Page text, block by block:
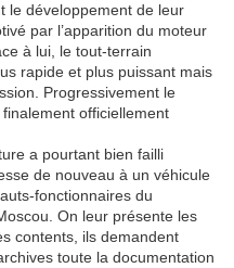
le développement de leur
par l’apparition du moteur
à lui, le tout-terrain
rapide et plus puissant mais
Progressivement le
officiellement
a pourtant bien failli
de nouveau à un véhicule
fonctionnaires du
On leur présente les
contents, ils demandent
toute la documentation